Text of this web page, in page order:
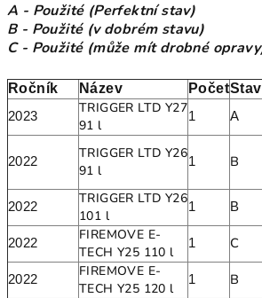
A - Použité (Perfektní stav)
B - Použité (v dobrém stavu)
C - Použité (může mít drobné
Ročník Název PočetStav
2023
TRIGGER LTD Y27
91 l
1 A
2022
TRIGGER LTD Y26
91 l
1 B
2022
TRIGGER LTD Y26
101 l
1 B
2022
FIREMOVE E-
TECH Y25 110 l
1 C
2022
FIREMOVE E-
TECH Y25 120 l
1 B